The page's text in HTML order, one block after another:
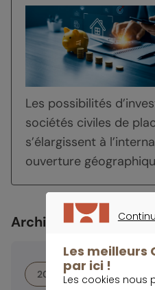
Les possibilités
sociétés civiles de
s’élargissent à
ouverture
Archives
2026 2025
Les meilleurs
par ici !
Les cookies nous